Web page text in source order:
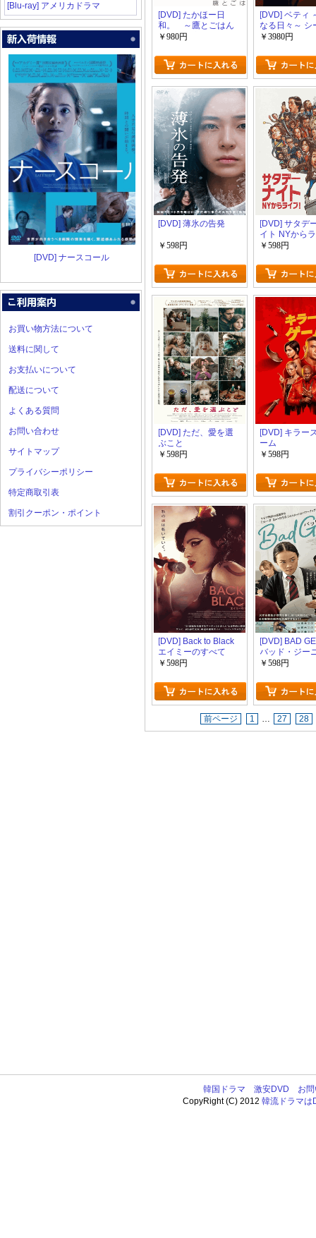
[Blu-ray] アメリカドラマ
[DVD] ナースコール
お買い物方法について
送料に関して
お支払いについて
配送について
よくある質問
お問い合わせ
サイトマップ
プライバシーポリシー
特定商取引表
割引クーポン・ポイント
[DVD] たかほー日
和。 ～鷹とごはん
と時々、恋～
￥980円
[DVD] ベティ
なる日々～ シ
￥3980円
[DVD] 薄氷の告発
￥598円
[DVD] サタデ
イト NYから
￥598円
[DVD] ただ、愛を選
ぶこと
￥598円
[DVD] キラー
ーム
￥598円
[DVD] Back to Black
エイミーのすべて
￥598円
[DVD] BAD
バッド・ジー
￥598円
前ページ 1 … 27 28
韓国ドラマ 激安DVD
お
CopyRight (C) 2012韓流ドラマは